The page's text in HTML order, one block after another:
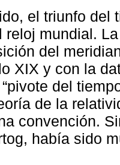
el triunfo del
reloj mundial.
del
XIX y con la
del
de la
convención.
había sido